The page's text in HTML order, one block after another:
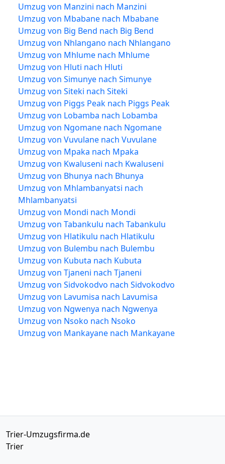
Umzug von Manzini nach Manzini
Umzug von Mbabane nach Mbabane
Umzug von Big Bend nach Big Bend
Umzug von Nhlangano nach Nhlangano
Umzug von Mhlume nach Mhlume
Umzug von Hluti nach Hluti
Umzug von Simunye nach Simunye
Umzug von Siteki nach Siteki
Umzug von Piggs Peak nach Piggs Peak
Umzug von Lobamba nach Lobamba
Umzug von Ngomane nach Ngomane
Umzug von Vuvulane nach Vuvulane
Umzug von Mpaka nach Mpaka
Umzug von Kwaluseni nach Kwaluseni
Umzug von Bhunya nach Bhunya
Umzug von Mhlambanyatsi nach
Mhlambanyatsi
Umzug von Mondi nach Mondi
Umzug von Tabankulu nach Tabankulu
Umzug von Hlatikulu nach Hlatikulu
Umzug von Bulembu nach Bulembu
Umzug von Kubuta nach Kubuta
Umzug von Tjaneni nach Tjaneni
Umzug von Sidvokodvo nach Sidvokodvo
Umzug von Lavumisa nach Lavumisa
Umzug von Ngwenya nach Ngwenya
Umzug von Nsoko nach Nsoko
Umzug von Mankayane nach Mankayane
Trier-Umzugsfirma.de
Trier